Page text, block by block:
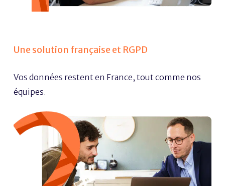
Une solution française et RGPD
Vos données restent en France, tout comme nos
équipes.